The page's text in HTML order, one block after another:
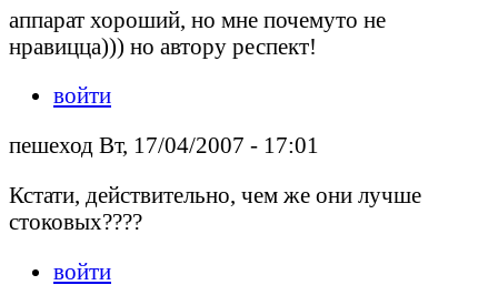
аппарат хороший, но мне почемуто не
нравицца))) но автору респект!
войти
пешеход Вт, 17/04/2007 - 17:01
Кстати, действительно, чем же они лучше
стоковых????
войти